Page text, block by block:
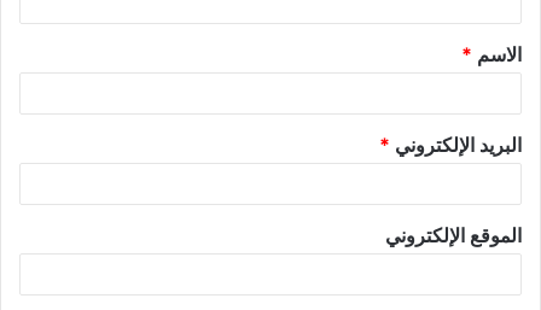
ق
*
الاسم *
البريد الإلكتروني *
الموقع الإلكتروني